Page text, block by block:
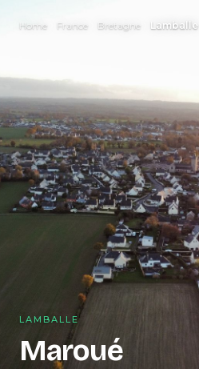
Home France Bretagne Lamballe
LAMBALLE
Maroué